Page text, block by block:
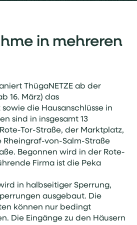
in mehreren
ThügaNETZE ab der
16. März) das
die Hausanschlüsse in
sind in insgesamt 13
Tor-Straße, der Marktplatz,
Rheingraf-von-Salm-Straße
Begonnen wird in der Rote-
Firma ist die Peka
in halbseitiger Sperrung,
ausgebaut. Die
können nur bedingt
Die Eingänge zu den Häusern